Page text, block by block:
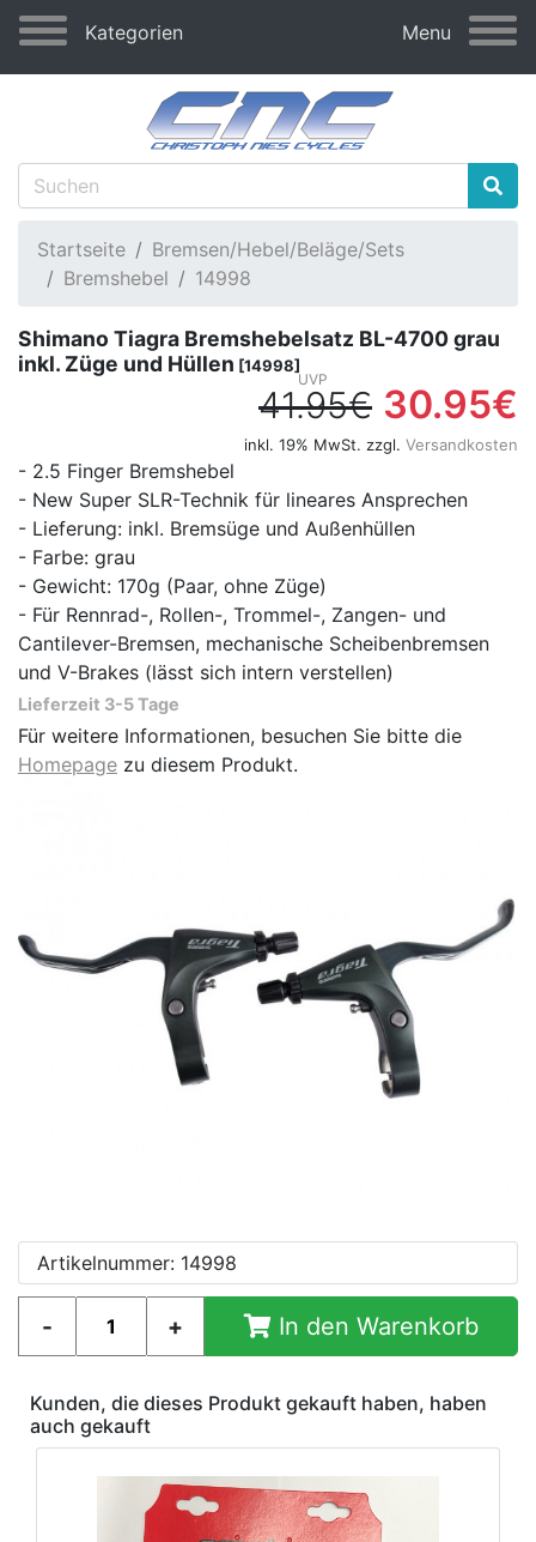
Kategorien Menu
Startseite
Bremsen/Hebel/Beläge/Sets
Bremshebel
14998
Shimano Tiagra Bremshebelsatz BL-4700 grau
inkl. Züge und Hüllen [14998]
41.95€ 30.95€
inkl. 19% MwSt. zzgl. Versandkosten
- 2.5 Finger Bremshebel
- New Super SLR-Technik für lineares Ansprechen
- Lieferung: inkl. Bremsüge und Außenhüllen
- Farbe: grau
- Gewicht: 170g (Paar, ohne Züge)
- Für Rennrad-, Rollen-, Trommel-, Zangen- und
Cantilever-Bremsen, mechanische Scheibenbremsen
und V-Brakes (lässt sich intern verstellen)
Lieferzeit 3-5 Tage
Für weitere Informationen, besuchen Sie bitte die
Homepage zu diesem Produkt.
Artikelnummer: 14998
In den Warenkorb
Kunden, die dieses Produkt gekauft haben, haben
auch gekauft